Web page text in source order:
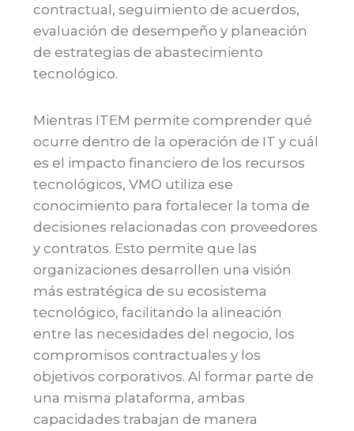
contractual, seguimiento de acuerdos,
evaluación de desempeño y planeación
de estrategias de abastecimiento
tecnológico.
Mientras ITEM permite comprender qué
ocurre dentro de la operación de IT y cuál
es el impacto financiero de los recursos
tecnológicos, VMO utiliza ese
conocimiento para fortalecer la toma de
decisiones relacionadas con proveedores
y contratos. Esto permite que las
organizaciones desarrollen una visión
más estratégica de su ecosistema
tecnológico, facilitando la alineación
entre las necesidades del negocio, los
compromisos contractuales y los
objetivos corporativos. Al formar parte de
una misma plataforma, ambas
capacidades trabajan de manera